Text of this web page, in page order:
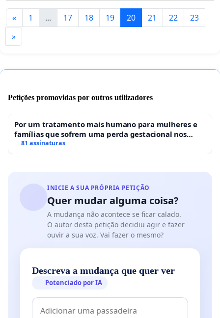
« 1 ... 17 18 19 20 21 22
23
»
Petições promovidas por outros utilizadores
Por um tratamento mais humano para mulheres e
famílias que sofrem uma perda gestacional nos
hospitais portugueses
81 assinaturas
INICIE A SUA PRÓPRIA PETIÇÃO
Quer mudar alguma coisa?
A mudança não acontece se ficar calado.
O autor desta petição decidiu agir e fazer
ouvir a sua voz. Vai fazer o mesmo?
Descreva a mudança que quer ver
Potenciado por IA